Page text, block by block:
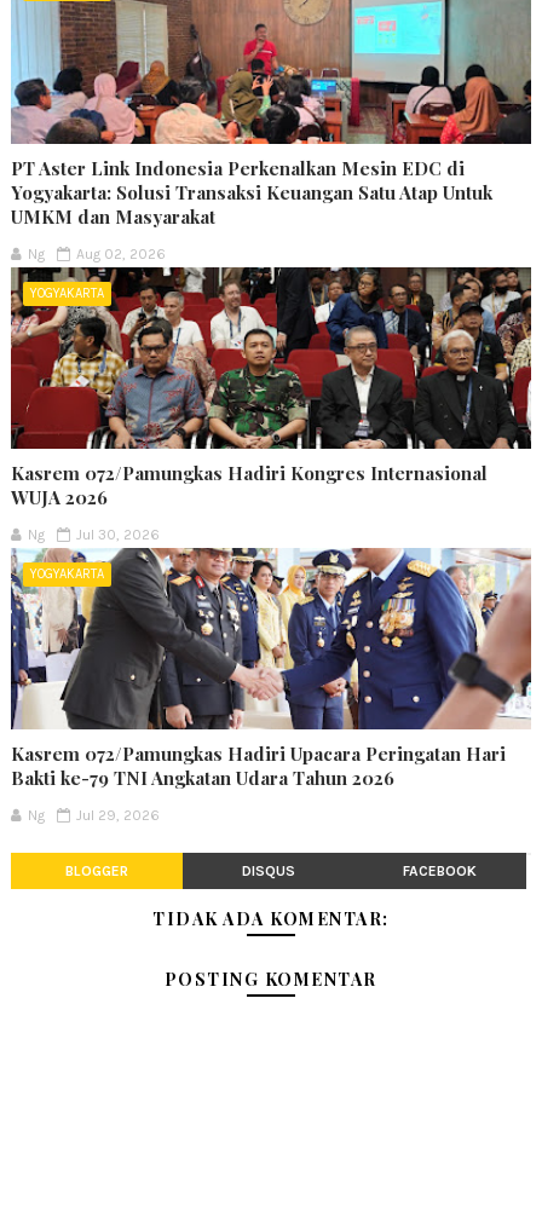
PT Aster Link Indonesia Perkenalkan Mesin EDC di
Yogyakarta: Solusi Transaksi Keuangan Satu Atap Untuk
UMKM dan Masyarakat
Ng Aug 02, 2026
YOGYAKARTA
Kasrem 072/Pamungkas Hadiri Kongres Internasional
WUJA 2026
Ng Jul 30, 2026
YOGYAKARTA
Kasrem 072/Pamungkas Hadiri Upacara Peringatan Hari
Bakti ke-79 TNI Angkatan Udara Tahun 2026
Ng Jul 29, 2026
BLOGGER DISQUS FACEBOOK
TIDAK ADA KOMENTAR:
POSTING KOMENTAR